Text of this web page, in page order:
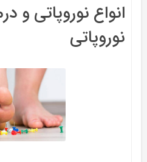
انواع نوروپاتی و
نوروپاتی